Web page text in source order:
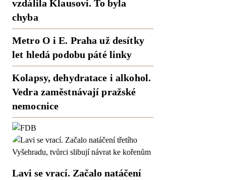
vzdálila Klausovi. To byla
chyba
Metro O i E. Praha už desítky
let hledá podobu páté linky
Kolapsy, dehydratace i alkohol.
Vedra zaměstnávají pražské
nemocnice
Lavi se vrací. Začalo natáčení